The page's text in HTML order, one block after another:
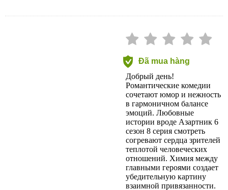
Đã mua hàng
Добрый день!
Романтические комедии
сочетают юмор и нежность
в гармоничном балансе
эмоций. Любовные
истории вроде Азартник 6
сезон 8 серия смотреть
согревают сердца зрителей
теплотой человеческих
отношений. Химия между
главными героями создает
убедительную картину
взаимной привязанности.